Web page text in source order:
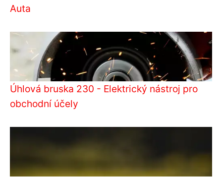
Auta
Úhlová bruska 230 - Elektrický nástroj pro
obchodní účely